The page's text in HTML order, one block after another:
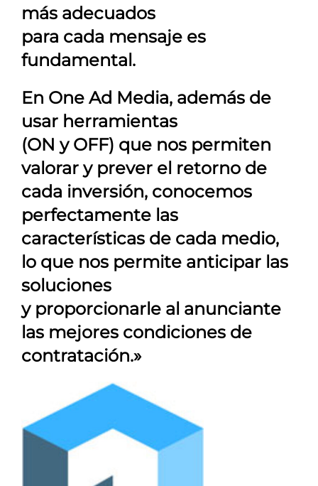
más adecuados
para cada mensaje es
fundamental.
En One Ad Media, además de
usar herramientas
(ON y OFF) que nos permiten
valorar y prever el retorno de
cada inversión, conocemos
perfectamente las
características de cada medio,
lo que nos permite anticipar las
soluciones
y proporcionarle al anunciante
las mejores condiciones de
contratación.»